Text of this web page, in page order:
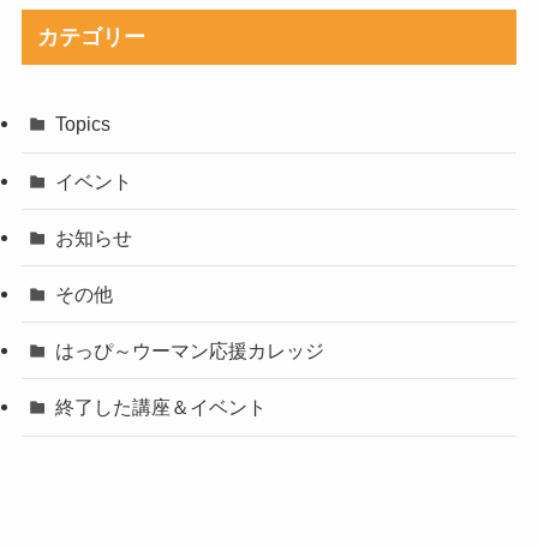
カテゴリー
Topics
イベント
お知らせ
その他
はっぴ～ウーマン応援カレッジ
終了した講座＆イベント